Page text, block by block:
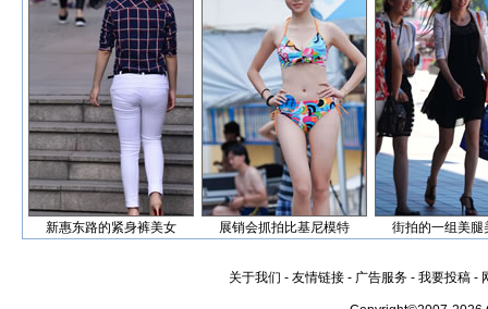
新惠东路的紧身裤美女 展销会抓拍比基尼模特 街拍的一组美腿
关于我们 - 友情链接 - 广告服务 - 我要投稿 -